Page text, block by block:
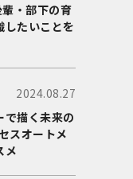
輩・部下の育
したいことを
2024.08.27
で描く未来の
スオートメ
メ